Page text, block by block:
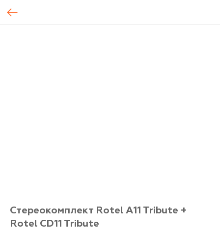
Стереокомплект Rotel A11 Tribute +
Rotel CD11 Tribute